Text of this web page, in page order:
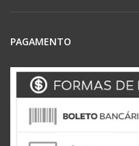
PAGAMENTO